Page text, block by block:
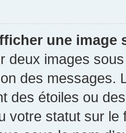
une image
deux images
des messages.
des étoiles ou
votre statut sur